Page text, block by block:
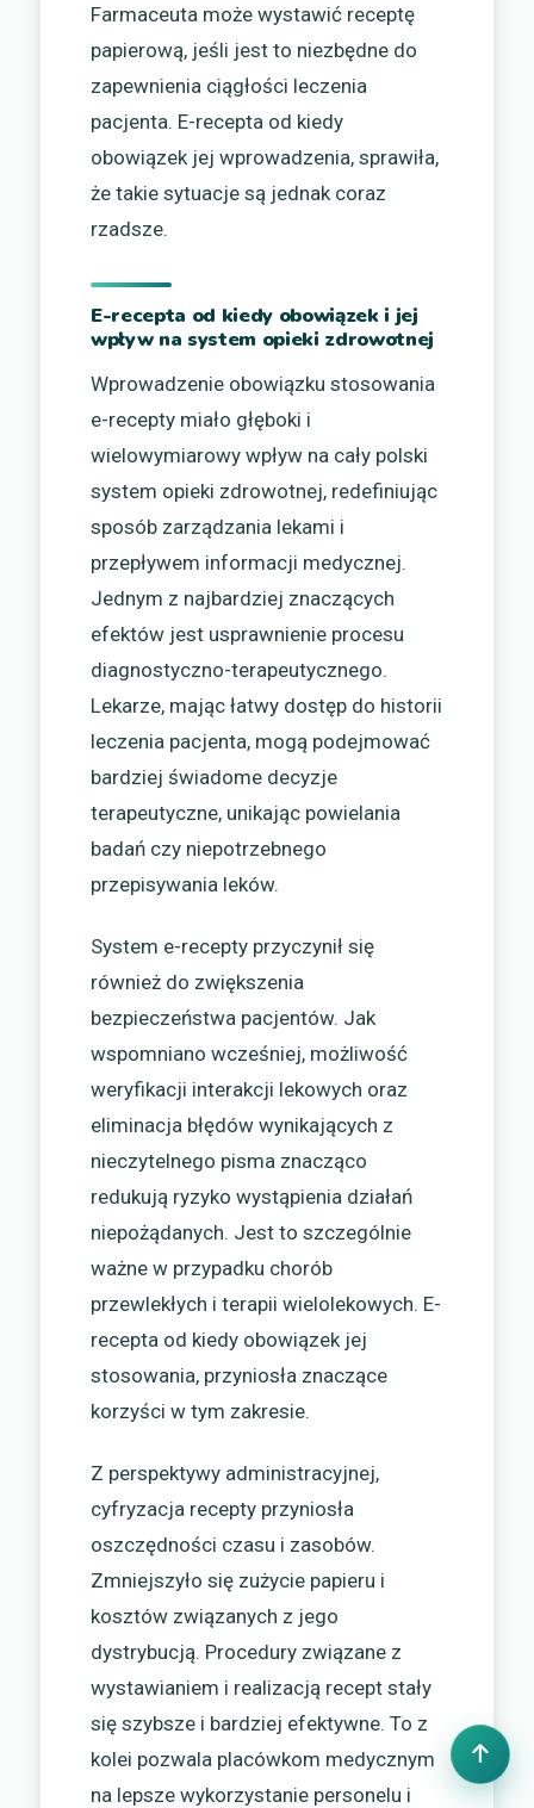
Farmaceuta może wystawić receptę
papierową, jeśli jest to niezbędne do
zapewnienia ciągłości leczenia
pacjenta. E-recepta od kiedy
obowiązek jej wprowadzenia, sprawiła,
że takie sytuacje są jednak coraz
rzadsze.
E-recepta od kiedy obowiązek i jej
wpływ na system opieki zdrowotnej
Wprowadzenie obowiązku stosowania
e-recepty miało głęboki i
wielowymiarowy wpływ na cały polski
system opieki zdrowotnej, redefiniując
sposób zarządzania lekami i
przepływem informacji medycznej.
Jednym z najbardziej znaczących
efektów jest usprawnienie procesu
diagnostyczno-terapeutycznego.
Lekarze, mając łatwy dostęp do historii
leczenia pacjenta, mogą podejmować
bardziej świadome decyzje
terapeutyczne, unikając powielania
badań czy niepotrzebnego
przepisywania leków.
System e-recepty przyczynił się
również do zwiększenia
bezpieczeństwa pacjentów. Jak
wspomniano wcześniej, możliwość
weryfikacji interakcji lekowych oraz
eliminacja błędów wynikających z
nieczytelnego pisma znacząco
redukują ryzyko wystąpienia działań
niepożądanych. Jest to szczególnie
ważne w przypadku chorób
przewlekłych i terapii wielolekowych. E-
recepta od kiedy obowiązek jej
stosowania, przyniosła znaczące
korzyści w tym zakresie.
Z perspektywy administracyjnej,
cyfryzacja recepty przyniosła
oszczędności czasu i zasobów.
Zmniejszyło się zużycie papieru i
kosztów związanych z jego
dystrybucją. Procedury związane z
wystawianiem i realizacją recept stały
się szybsze i bardziej efektywne. To z
kolei pozwala placówkom medycznym
na lepsze wykorzystanie personelu i